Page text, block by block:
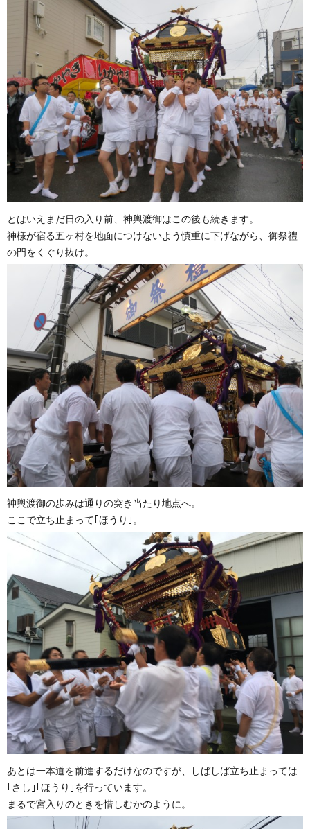
とはいえまだ日の入り前、神輿渡御はこの後も続きます。
神様が宿る五ヶ村を地面につけないよう慎重に下げながら、御祭禮
の門をくぐり抜け。
神輿渡御の歩みは通りの突き当たり地点へ。
ここで立ち止まって｢ほうり｣。
あとは一本道を前進するだけなのですが、しばしば立ち止まっては
｢さし｣｢ほうり｣を行っています。
まるで宮入りのときを惜しむかのように。